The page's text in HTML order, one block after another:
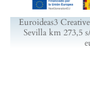
Euroideas3
Sevilla km 273,5